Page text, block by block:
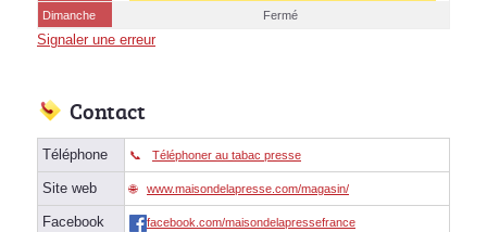
Dimanche
Fermé
Signaler une erreur
Contact
Téléphone Téléphoner au tabac presse
Site web www.maisondelapresse.com/magasin/
Facebook facebook.com/maisondelapressefrance